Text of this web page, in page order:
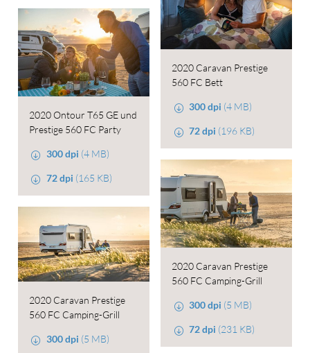
2020 Caravan Prestige
560 FC Bett
300 dpi (4 MB)
72 dpi (196 KB)
2020 Ontour T65 GE und
Prestige 560 FC Party
300 dpi (4 MB)
72 dpi (165 KB)
2020 Caravan Prestige
560 FC Camping-Grill
300 dpi (5 MB)
72 dpi (231 KB)
2020 Caravan Prestige
560 FC Camping-Grill
300 dpi (5 MB)